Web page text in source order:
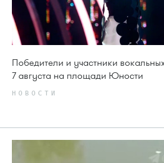
Победители и участники
7 августа на площади Юности
НОВОСТИ